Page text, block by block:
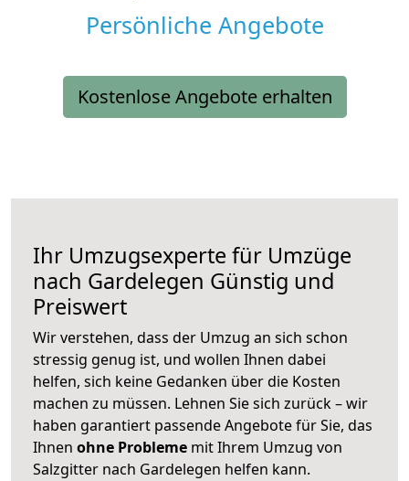
Persönliche Angebote
Kostenlose Angebote erhalten
Ihr Umzugsexperte für Umzüge
nach Gardelegen Günstig und
Preiswert
Wir verstehen, dass der Umzug an sich schon
stressig genug ist, und wollen Ihnen dabei
helfen, sich keine Gedanken über die Kosten
machen zu müssen. Lehnen Sie sich zurück – wir
haben garantiert passende Angebote für Sie, das
Ihnen ohne Probleme mit Ihrem Umzug von
Salzgitter nach Gardelegen helfen kann.